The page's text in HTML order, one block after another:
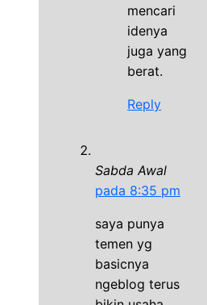
mencari
idenya
juga yang
berat.
Reply
Sabda Awal
pada 8:35 pm
saya punya
temen yg
basicnya
ngeblog terus